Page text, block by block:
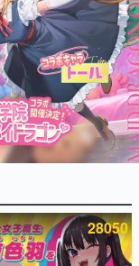
28050